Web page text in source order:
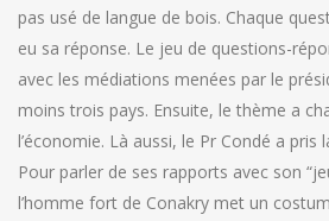
pas usé de langue de bois. Chaque
eu sa réponse. Le jeu de questions-
avec les médiations menées par le
moins trois pays. Ensuite, le thème a
l’économie. Là aussi, le Pr Condé a pris
Pour parler de ses rapports avec son
l’homme fort de Conakry met un